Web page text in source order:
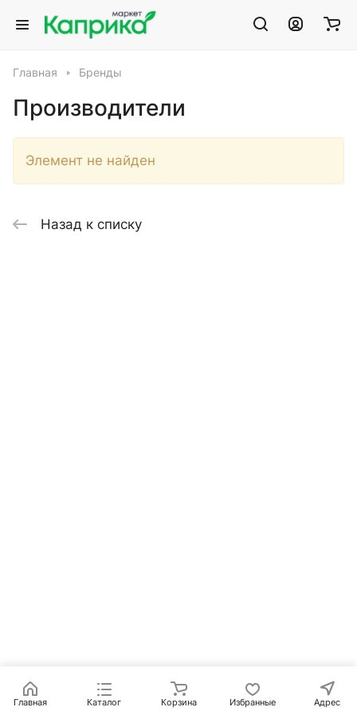
Главная Бренды
Производители
Элемент не найден
Назад к списку
Главная Каталог Корзина Избранные Адрес